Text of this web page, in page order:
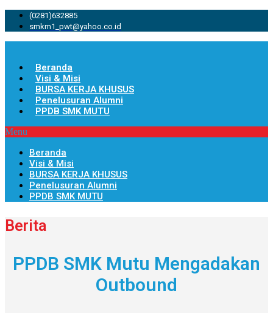
(0281)632885
smkm1_pwt@yahoo.co.id
Beranda
Visi & Misi
BURSA KERJA KHUSUS
Penelusuran Alumni
PPDB SMK MUTU
Menu
Beranda
Visi & Misi
BURSA KERJA KHUSUS
Penelusuran Alumni
PPDB SMK MUTU
Berita
PPDB SMK Mutu Mengadakan
Outbound